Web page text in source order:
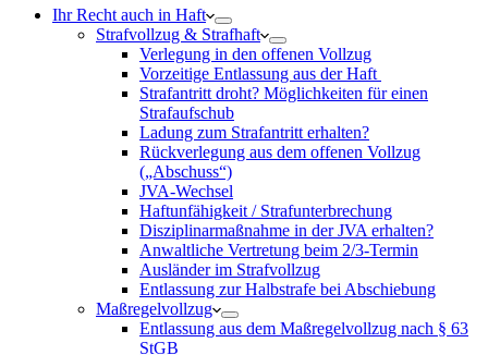
Ihr Recht auch in Haft
Strafvollzug & Strafhaft
Verlegung in den offenen Vollzug
Vorzeitige Entlassung aus der Haft
Strafantritt droht? Möglichkeiten für einen
Strafaufschub
Ladung zum Strafantritt erhalten?
Rückverlegung aus dem offenen Vollzug
(„Abschuss“)
JVA-Wechsel
Haftunfähigkeit / Strafunterbrechung
Disziplinarmaßnahme in der JVA erhalten?
Anwaltliche Vertretung beim 2/3-Termin
Ausländer im Strafvollzug
Entlassung zur Halbstrafe bei Abschiebung
Maßregelvollzug
Entlassung aus dem Maßregelvollzug nach § 63
StGB